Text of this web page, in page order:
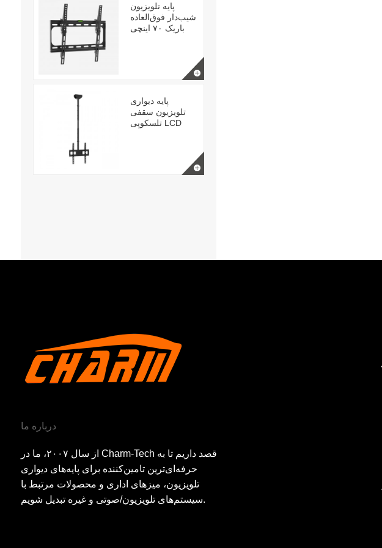
پایه تلویزیون
شیب‌دار فوق‌العاده
باریک ۷۰ اینچی
پایه دیواری
تلویزیون سقفی
تلسکوپی LCD
درباره ما
از سال ۲۰۰۷، ما در Charm-Tech قصد داریم تا به
حرفه‌ای‌ترین تامین‌کننده برای پایه‌های دیواری
تلویزیون، میزهای اداری و محصولات مرتبط با
سیستم‌های تلویزیون/صوتی و غیره تبدیل شویم.